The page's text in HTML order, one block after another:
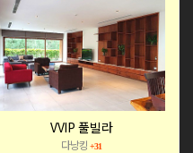
VVIP 풀빌라
다낭킹 +31